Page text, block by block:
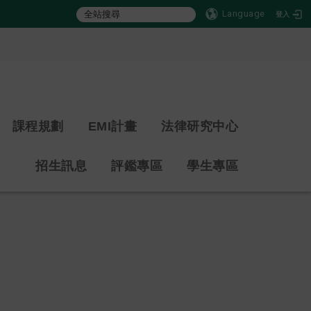
Language 登入
課程規劃 EMI計畫 法律研究中心
招生訊息 評鑑專區 學生專區